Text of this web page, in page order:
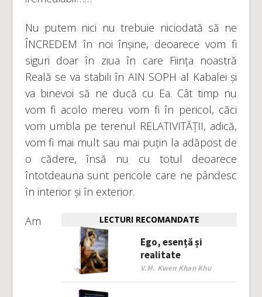
Nu putem nici nu trebuie niciodată să ne
ÎNCREDEM în noi înșine, deoarece vom fi
siguri doar în ziua în care Ființa noastră
Reală se va stabili în AIN SOPH al Kabalei și
va binevoi să ne ducă cu Ea. Cât timp nu
vom fi acolo mereu vom fi în pericol, căci
vom umbla pe terenul RELATIVITĂȚII, adică,
vom fi mai mult sau mai puțin la adăpost de
o cădere, însă nu cu totul deoarece
întotdeauna sunt pericole care ne pândesc
în interior și în exterior.
LECTURI RECOMANDATE
Ego, esență și
realitate
V.M. Kwen Khan Khu
Am